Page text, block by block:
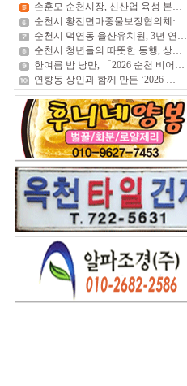
손훈모 순천시장, 신산업 육성 본…
순천시 황전면마중물보장협의체·…
순천시 덕연동 율산유치원, 3년 연…
순천시 청년들의 따뜻한 동행, 상…
한여름 밤 낭만, 「2026 순천 비어…
연향동 상인과 함께 만든 ‘2026 …